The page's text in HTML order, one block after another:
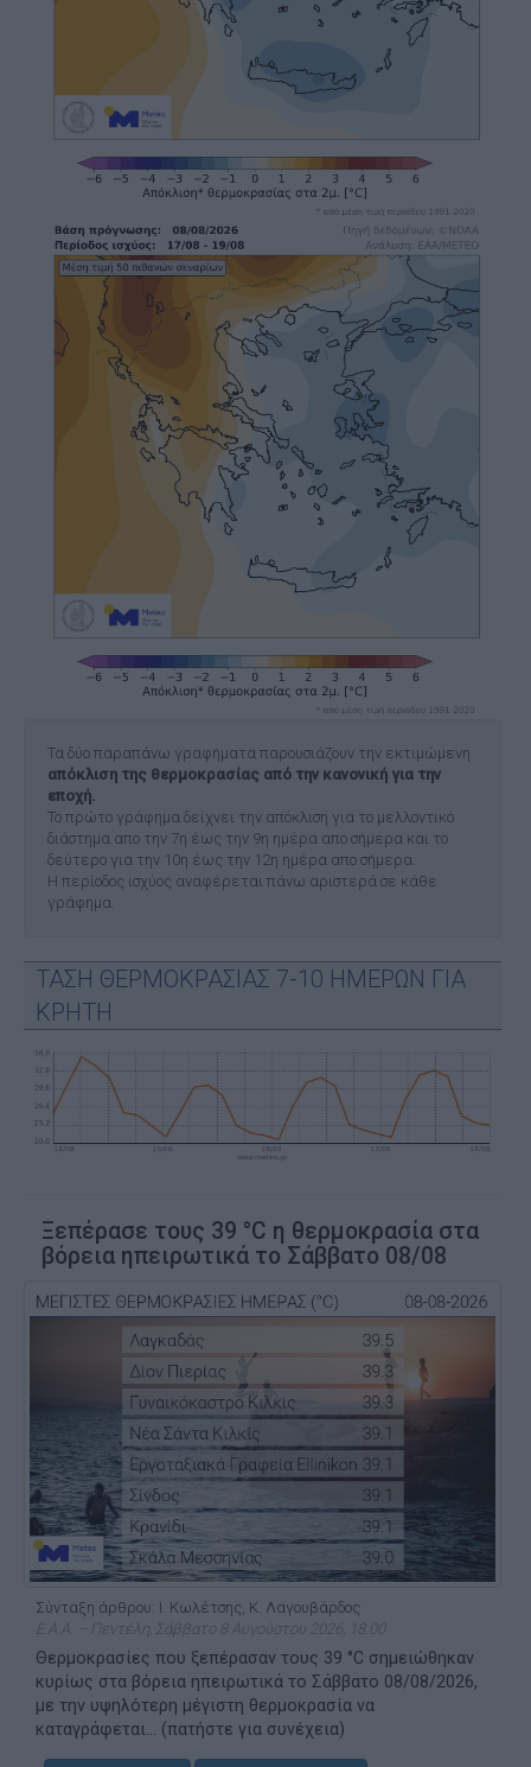
Τα δύο παραπάνω γραφήματα παρουσιάζουν την εκτιμώμενη
απόκλιση της θερμοκρασίας από την κανονική για την
εποχή.
Το πρώτο γράφημα δείχνει την απόκλιση για το μελλοντικό
διάστημα απο την 7η έως την 9η ημέρα απο σήμερα και το
δεύτερο για την 10η έως την 12η ημέρα απο σήμερα.
Η περίοδος ισχύος αναφέρεται πάνω αριστερά σε κάθε
γράφημα.
ΤΑΣΗ ΘΕΡΜΟΚΡΑΣΙΑΣ 7-10 ΗΜΕΡΩΝ ΓΙΑ
ΚΡΗΤΗ
Ξεπέρασε τους 39 °C η θερμοκρασία στα
βόρεια ηπειρωτικά το Σάββατο 08/08
Σύνταξη άρθρου: Ι. Κωλέτσης, Κ. Λαγουβάρδος
Ε.Α.Α. – Πεντέλη, Σάββατο 8 Αυγούστου 2026, 18:00
Θερμοκρασίες που ξεπέρασαν τους 39 °C σημειώθηκαν
κυρίως στα βόρεια ηπειρωτικά το Σάββατο 08/08/2026,
με την υψηλότερη μέγιστη θερμοκρασία να
καταγράφεται... (πατήστε για συνέχεια)